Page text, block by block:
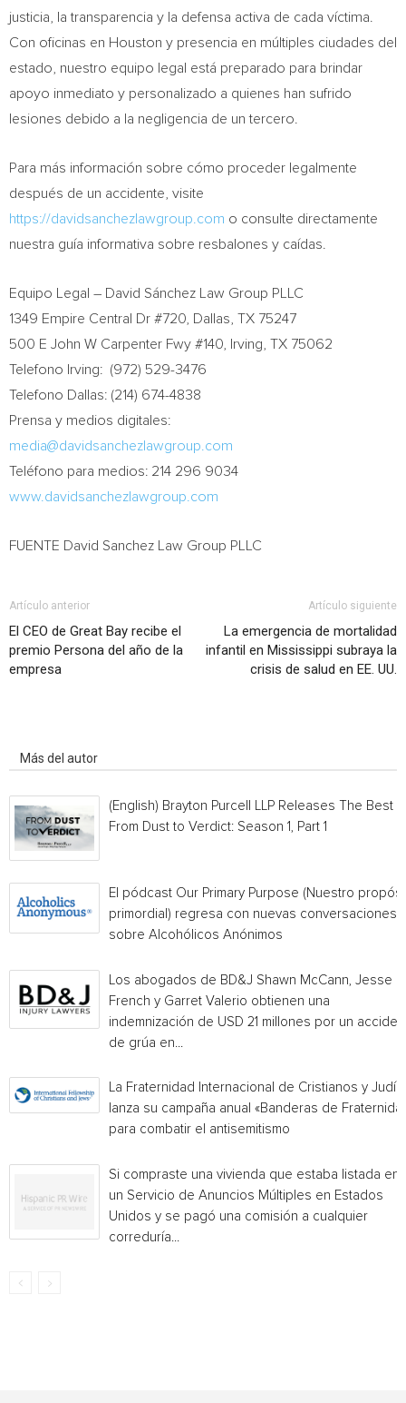
justicia, la transparencia y la defensa activa de cada víctima.
Con oficinas en Houston y presencia en múltiples ciudades del
estado, nuestro equipo legal está preparado para brindar
apoyo inmediato y personalizado a quienes han sufrido
lesiones debido a la negligencia de un tercero.
Para más información sobre cómo proceder legalmente
después de un accidente, visite
https://davidsanchezlawgroup.com o consulte directamente
nuestra guía informativa sobre resbalones y caídas.
Equipo Legal – David Sánchez Law Group PLLC
1349 Empire Central Dr #720, Dallas, TX 75247
500 E John W Carpenter Fwy #140, Irving, TX 75062
Telefono Irving: (972) 529-3476
Telefono Dallas: (214) 674-4838
Prensa y medios digitales:
media@davidsanchezlawgroup.com
Teléfono para medios: 214 296 9034
www.davidsanchezlawgroup.com
FUENTE David Sanchez Law Group PLLC
Artículo anterior
El CEO de Great Bay recibe el
premio Persona del año de la
empresa
Artículo siguiente
La emergencia de mortalidad
infantil en Mississippi subraya la
crisis de salud en EE. UU.
Más del autor
(English) Brayton Purcell LLP Releases The Best
From Dust to Verdict: Season 1, Part 1
El pódcast Our Primary Purpose (Nuestro
primordial) regresa con nuevas conversaciones
sobre Alcohólicos Anónimos
Los abogados de BD&J Shawn McCann, Jesse
French y Garret Valerio obtienen una
indemnización de USD 21 millones por un
de grúa en...
La Fraternidad Internacional de Cristianos y
lanza su campaña anual «Banderas de
para combatir el antisemitismo
Si compraste una vivienda que estaba listada en
un Servicio de Anuncios Múltiples en Estados
Unidos y se pagó una comisión a cualquier
correduría...